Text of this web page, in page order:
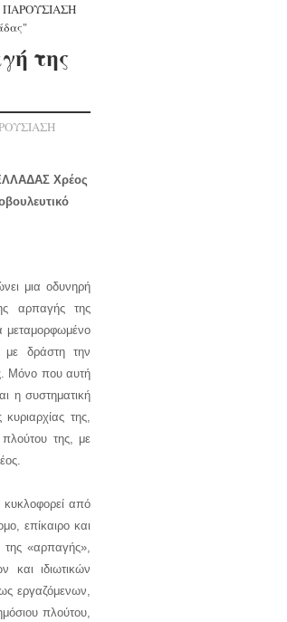
ΠΑΡΟΥΣΙΑΣΗ
της
Χρέος
μια οδυνηρή
αρπαγής της
μεταμορφωμένο
με δράστη την
Μόνο που αυτή
η συστηματική
της,
της, με
από
επίκαιρο και
της «αρπαγής»,
και ιδιωτικών
εργαζόμενων,
πλούτου,